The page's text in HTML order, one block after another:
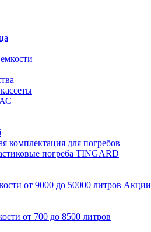
комплектация для погребов
погреба TINGARD
от 9000 до 50000 литров
от 700 до 8500 литров
Акции